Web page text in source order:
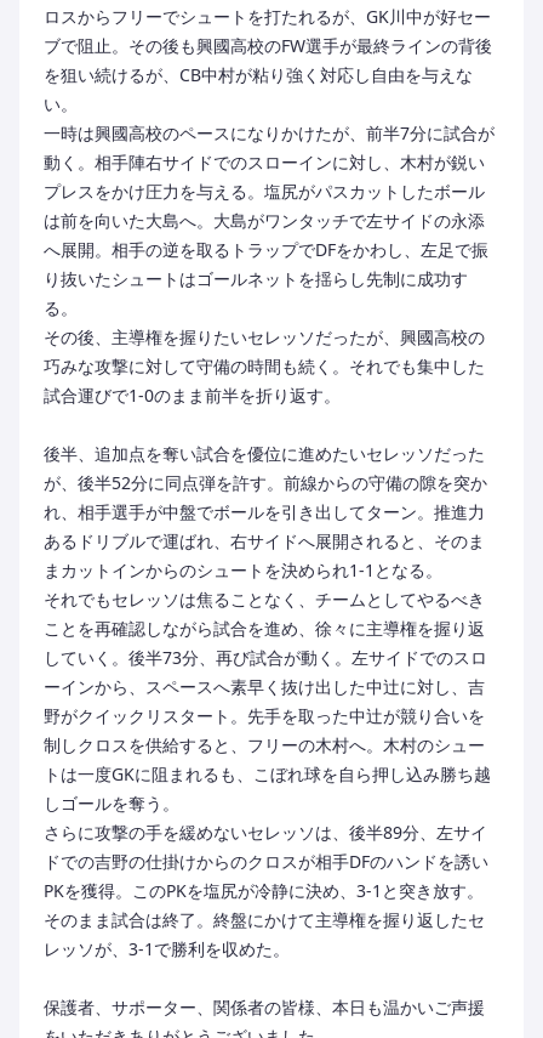
ロスからフリーでシュートを打たれるが、GK川中が好セー
ブで阻止。その後も興國高校のFW選手が最終ラインの背後
を狙い続けるが、CB中村が粘り強く対応し自由を与えな
い。
一時は興國高校のペースになりかけたが、前半7分に試合が
動く。相手陣右サイドでのスローインに対し、木村が鋭い
プレスをかけ圧力を与える。塩尻がパスカットしたボール
は前を向いた大島へ。大島がワンタッチで左サイドの永添
へ展開。相手の逆を取るトラップでDFをかわし、左足で振
り抜いたシュートはゴールネットを揺らし先制に成功す
る。
その後、主導権を握りたいセレッソだったが、興國高校の
巧みな攻撃に対して守備の時間も続く。それでも集中した
試合運びで1-0のまま前半を折り返す。
後半、追加点を奪い試合を優位に進めたいセレッソだった
が、後半52分に同点弾を許す。前線からの守備の隙を突か
れ、相手選手が中盤でボールを引き出してターン。推進力
あるドリブルで運ばれ、右サイドへ展開されると、そのま
まカットインからのシュートを決められ1-1となる。
それでもセレッソは焦ることなく、チームとしてやるべき
ことを再確認しながら試合を進め、徐々に主導権を握り返
していく。後半73分、再び試合が動く。左サイドでのスロ
ーインから、スペースへ素早く抜け出した中辻に対し、吉
野がクイックリスタート。先手を取った中辻が競り合いを
制しクロスを供給すると、フリーの木村へ。木村のシュー
トは一度GKに阻まれるも、こぼれ球を自ら押し込み勝ち越
しゴールを奪う。
さらに攻撃の手を緩めないセレッソは、後半89分、左サイ
ドでの吉野の仕掛けからのクロスが相手DFのハンドを誘い
PKを獲得。このPKを塩尻が冷静に決め、3-1と突き放す。
そのまま試合は終了。終盤にかけて主導権を握り返したセ
レッソが、3-1で勝利を収めた。
保護者、サポーター、関係者の皆様、本日も温かいご声援